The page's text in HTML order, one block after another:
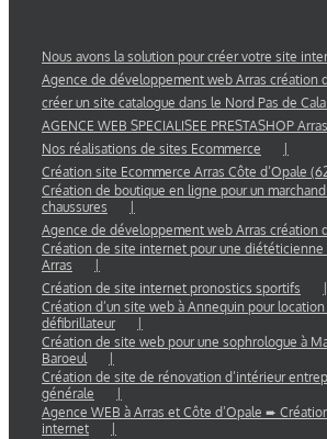
Nous avons la solution pour créer votre site
Agence de développement web Arras création
créer un site catalogue dans le Nord Pas de
AGENCE WEB SPECIALISEE PRESTASHOP Arras
Nos réalisations de sites Ecommerce
Création site Ecommerce Arras Côte d’Opale
Création de boutique en ligne pour un
chaussures
Agence de développement web Arras création
Création de site internet pour une
Arras
Création de site internet pronostics sportifs
Création d’un site web à Annequin pour location
défibrillateur
Création de site web pour une sophrologue à
Baroeul
Création de site de rénovation d’intérieur
générale
Agence WEB à Arras et Côte d’Opale ➨
internet